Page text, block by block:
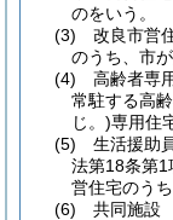
のをいう。
(3)
改良市営
のうち、市
(4)
高齢者専
常駐する高
じ。)専用住
(5)
生活援助
法第18条第1
営住宅のう
(6)
共同施設